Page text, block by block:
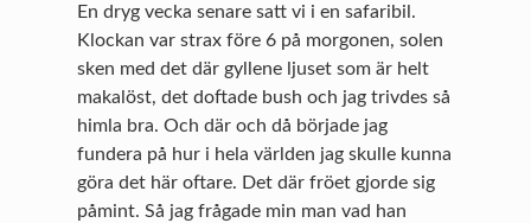
En dryg vecka senare satt vi i en safaribil.
Klockan var strax före 6 på morgonen, solen
sken med det där gyllene ljuset som är helt
makalöst, det doftade bush och jag trivdes så
himla bra. Och där och då började jag
fundera på hur i hela världen jag skulle kunna
göra det här oftare. Det där fröet gjorde sig
påmint. Så jag frågade min man vad han